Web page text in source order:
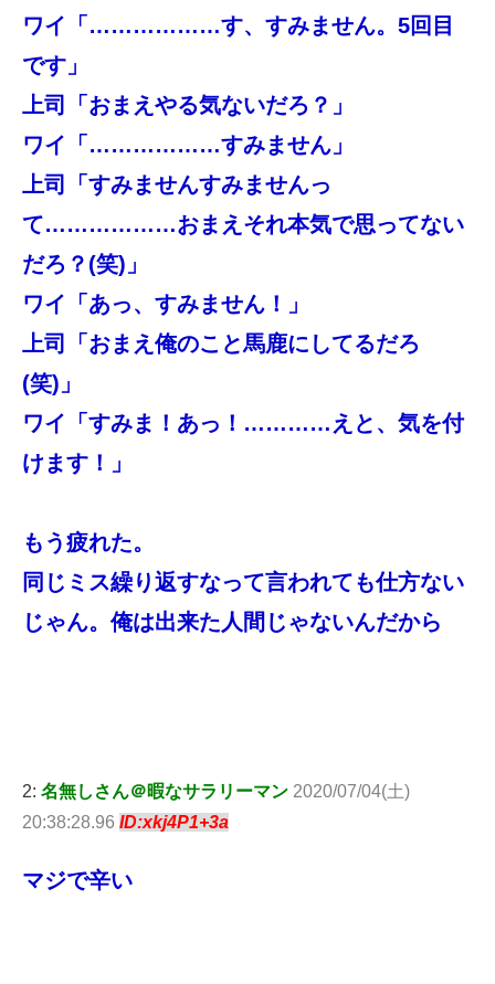
ワイ「………………す、すみません。5回目
です」
上司「おまえやる気ないだろ？」
ワイ「………………すみません」
上司「すみませんすみませんっ
て………………おまえそれ本気で思ってない
だろ？(笑)」
ワイ「あっ、すみません！」
上司「おまえ俺のこと馬鹿にしてるだろ
(笑)」
ワイ「すみま！あっ！…………えと、気を付
けます！」
もう疲れた。
同じミス繰り返すなって言われても仕方ない
じゃん。俺は出来た人間じゃないんだから
2: 名無しさん＠暇なサラリーマン 2020/07/04(土)
20:38:28.96 ID:xkj4P1+3a
マジで辛い